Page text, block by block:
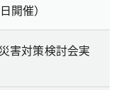
開催）
害対策検討会実